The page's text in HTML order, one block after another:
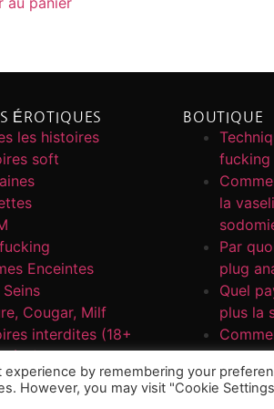
ÉROTIQUES
les histoires
soft
Enceintes
Cougar, Milf
interdites (18+
BOUTIQUE
fucking
la
Par
plug
Quel
plus la
propre
by remembering your
However, you may visit "Cookie